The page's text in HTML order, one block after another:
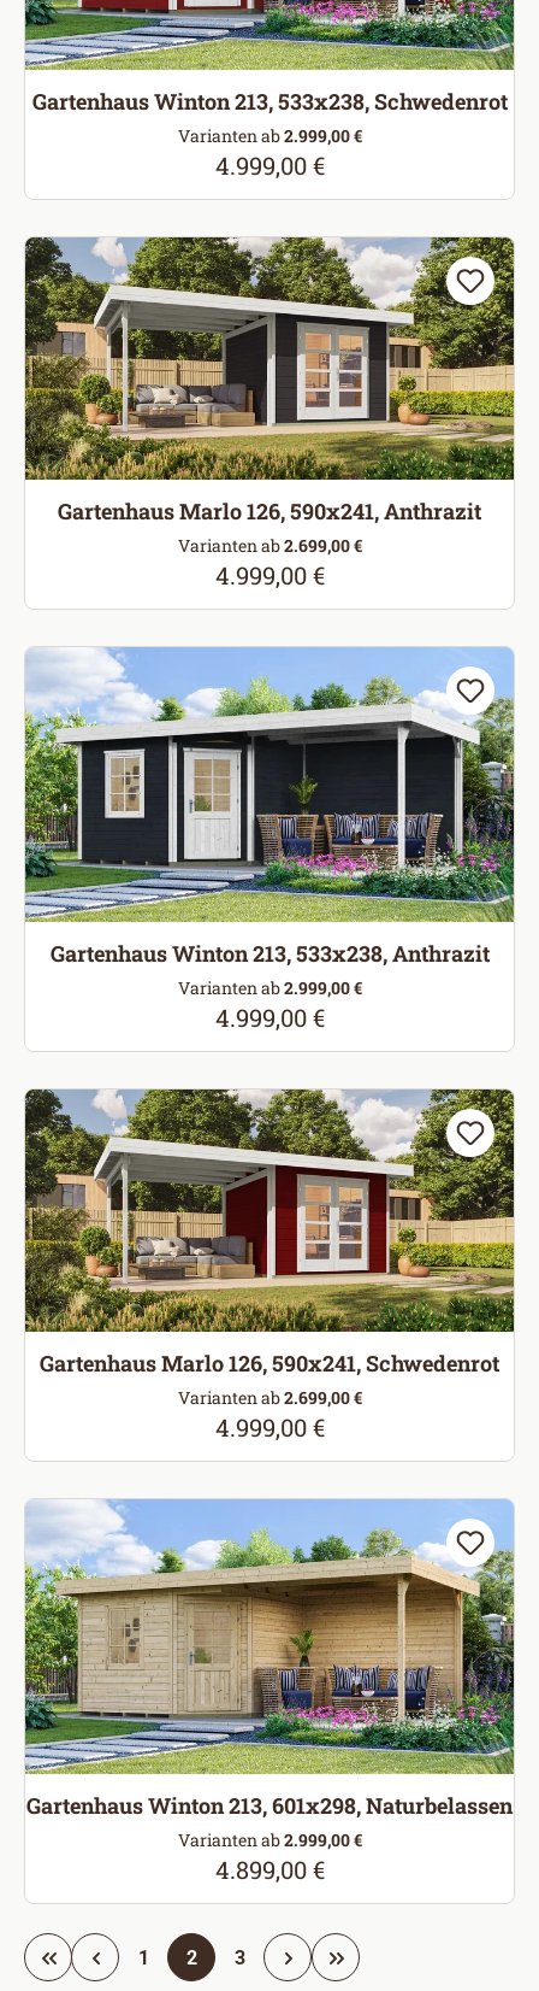
Gartenhaus Winton 213, 533x238, Schwedenrot
Varianten ab2.999,00 €
Regulärer Preis:
4.999,00 €
Gartenhaus Marlo 126, 590x241, Anthrazit
Varianten ab2.699,00 €
Regulärer Preis:
4.999,00 €
Gartenhaus Winton 213, 533x238, Anthrazit
Varianten ab2.999,00 €
Regulärer Preis:
4.999,00 €
Gartenhaus Marlo 126, 590x241, Schwedenrot
Varianten ab2.699,00 €
Regulärer Preis:
4.999,00 €
Gartenhaus Winton 213, 601x298, Naturbelassen
Varianten ab2.999,00 €
Regulärer Preis:
4.899,00 €
Seite
1 Seite
2 Seite
3